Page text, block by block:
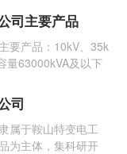
司主要产品
要产品：10kV、35k
量63000kVA及以下
司
属于鞍山特变电工
为主体，集科研开